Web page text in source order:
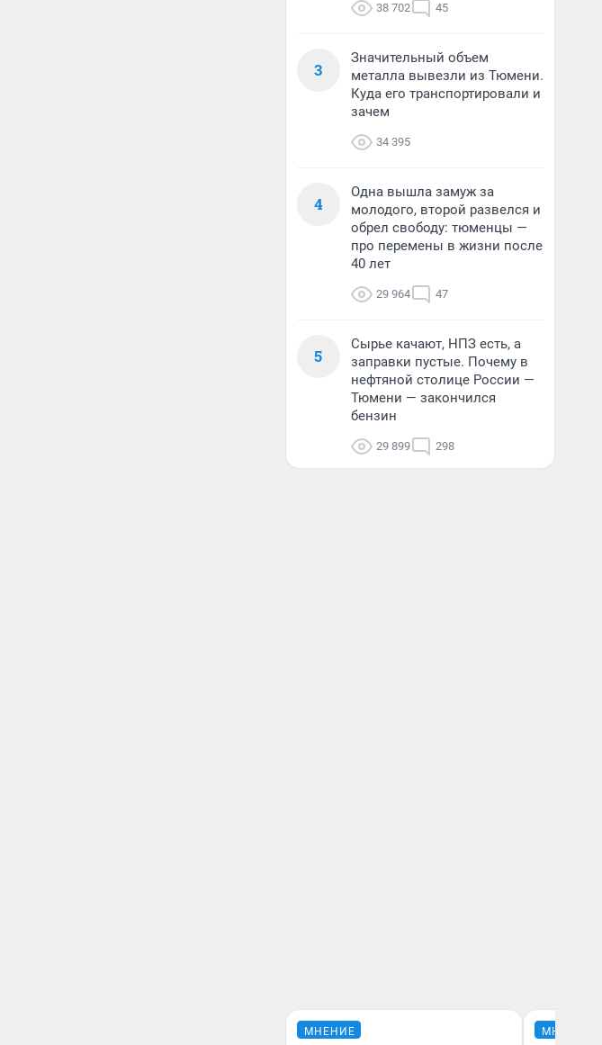
38 702 45
3
Значительный объем
металла вывезли из Тюмени.
Куда его транспортировали и
зачем
34 395
4
Одна вышла замуж за
молодого, второй развелся и
обрел свободу: тюменцы —
про перемены в жизни после
40 лет
29 964 47
5
Сырье качают, НПЗ есть, а
заправки пустые. Почему в
нефтяной столице России —
Тюмени — закончился
бензин
29 899 298
МНЕНИЕ МНЕНИЕ